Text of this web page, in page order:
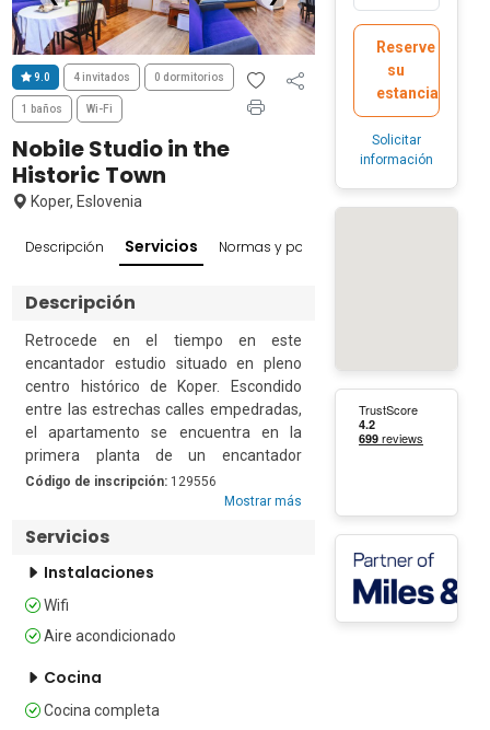
9.0 4 invitados 0 dormitorios
1 baños Wi-Fi
Nobile Studio in the
Historic Town
Koper, Eslovenia
Descripción Servicios Normas y políticas
Descripción
Retrocede en el tiempo en este
encantador estudio situado en pleno
centro histórico de Koper. Escondido
entre las estrechas calles empedradas,
el apartamento se encuentra en la
primera planta de un encantador
edificio antiguo. Situado en la primera
planta, a menos de 6 minutos del mar,
para un grupo de amigos que deseen
explorar esta fascinante ciudad.
El espacioso estudio diáfano está muy
bien iluminado gracias a sus tres
Cuenta con un sofá, un televisor de
pantalla plana, una elegante mesa de
Código de inscripción: 129556
Mostrar más
Servicios
Instalaciones
Wifi
Aire acondicionado
Cocina
Cocina completa
Reserve
su
estancia
Solicitar
información